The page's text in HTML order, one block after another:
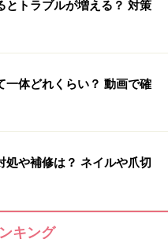
とトラブルが増える？ 対策
一体どれくらい？ 動画で確
処や補修は？ ネイルや爪切
キング